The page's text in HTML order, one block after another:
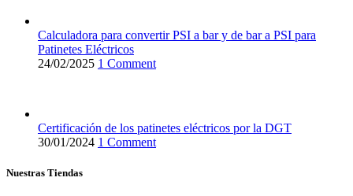
Calculadora para convertir PSI a bar y de bar a PSI para
Patinetes Eléctricos
24/02/2025 1 Comment
Certificación de los patinetes eléctricos por la DGT
30/01/2024 1 Comment
Nuestras Tiendas